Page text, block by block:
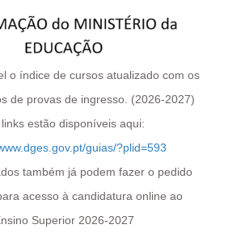
o índice de cursos atualizado com os
de provas de ingresso. (2026-2027)
estão disponíveis aqui:
guias/?plid=593
também já podem fazer o pedido
acesso à candidatura online ao
Superior 2026-2027